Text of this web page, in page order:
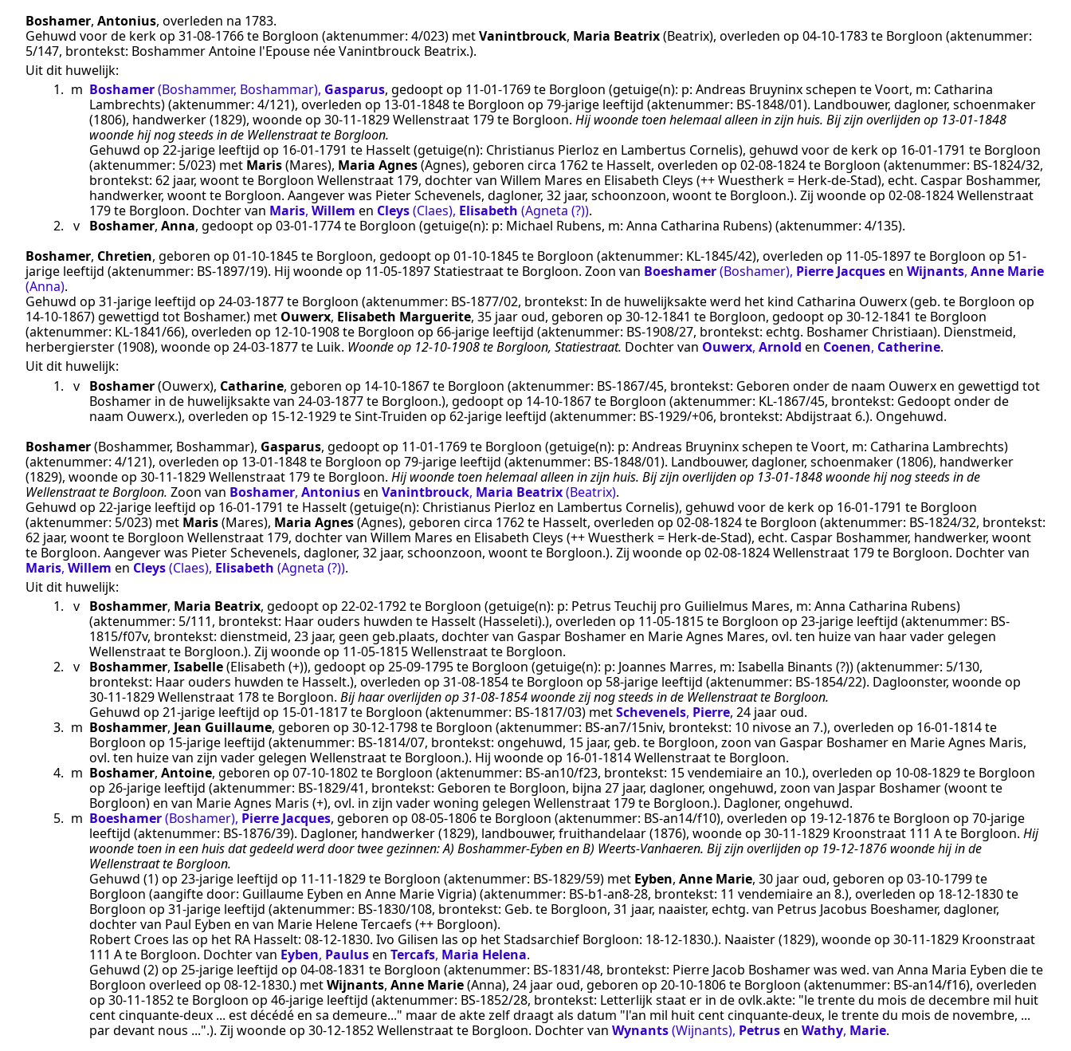
Boshamer, Antonius, overleden na 1783.
Gehuwd voor de kerk op 31‑08‑1766te Borgloon (aktenummer: 4/023) metVanintbrouck, Maria Beatrix(Beatrix), overleden op 04‑10‑1783te Borgloon (aktenummer:
5/147, brontekst: Boshammer Antoine l'Epouse née Vanintbrouck Beatrix.).
Uit dit huwelijk:
1. m Boshamer(Boshammer, Boshammar), Gasparus, gedoopt op 11‑01‑1769te Borgloon (getuige(n): p: Andreas Bruyninx schepen te Voort, m: Catharina
Lambrechts)(aktenummer: 4/121), overleden op 13‑01‑1848te Borgloon op 79-jarige leeftijd (aktenummer: BS-1848/01). Landbouwer, dagloner, schoenmaker
(1806), handwerker (1829), woonde op 30‑11‑1829Wellenstraat 179 te Borgloon. Hij woonde toen helemaal alleen in zijn huis. Bij zijn overlijden op 13-01-1848
woonde hij nog steeds in de Wellenstraat te Borgloon.
Gehuwd op 22-jarige leeftijd op 16‑01‑1791 te Hasselt(getuige(n): Christianus Pierloz en Lambertus Cornelis), gehuwd voor de kerk op 16‑01‑1791 te Borgloon
(aktenummer: 5/023) met Maris(Mares), Maria Agnes(Agnes), geboren circa 1762te Hasselt, overleden op 02‑08‑1824te Borgloon (aktenummer: BS-1824/32,
brontekst: 62 jaar, woont te Borgloon Wellenstraat 179, dochter van Willem Mares en Elisabeth Cleys (++ Wuestherk = Herk-de-Stad), echt. Caspar Boshammer,
handwerker, woont te Borgloon. Aangever was Pieter Schevenels, dagloner, 32 jaar, schoonzoon, woont te Borgloon.). Zij woonde op 02‑08‑1824Wellenstraat
179 te Borgloon. Dochter van Maris, Willem en Cleys(Claes), Elisabeth (Agneta (?)).
2. v Boshamer, Anna, gedoopt op 03‑01‑1774te Borgloon (getuige(n): p: Michael Rubens, m: Anna Catharina Rubens)(aktenummer: 4/135).
Boshamer, Chretien, geboren op 01‑10‑1845te Borgloon, gedoopt op 01‑10‑1845te Borgloon (aktenummer: KL-1845/42), overleden op 11‑05‑1897te Borgloon op 51-
jarige leeftijd (aktenummer: BS-1897/19). Hij woonde op 11‑05‑1897Statiestraat te Borgloon. Zoon van Boeshamer(Boshamer), Pierre Jacquesen Wijnants, Anne Marie
(Anna).
Gehuwd op 31-jarige leeftijd op 24‑03‑1877te Borgloon (aktenummer: BS-1877/02, brontekst: In de huwelijksakte werd het kind Catharina Ouwerx (geb. te Borgloon op
14-10-1867) gewettigd tot Boshamer.) met Ouwerx, Elisabeth Marguerite, 35 jaar oud, geboren op 30‑12‑1841 te Borgloon, gedoopt op 30‑12‑1841 te Borgloon
(aktenummer: KL-1841/66), overleden op 12‑10‑1908te Borgloon op 66-jarige leeftijd (aktenummer: BS-1908/27, brontekst: echtg. Boshamer Christiaan). Dienstmeid,
herbergierster (1908), woonde op 24‑03‑1877te Luik. Woonde op 12-10-1908 te Borgloon, Statiestraat. Dochter van Ouwerx, Arnold en Coenen, Catherine.
Uit dit huwelijk:
1. v Boshamer(Ouwerx), Catharine, geboren op 14‑10‑1867te Borgloon (aktenummer: BS-1867/45, brontekst: Geboren onder de naam Ouwerx en gewettigd tot
Boshamer in de huwelijksakte van 24-03-1877 te Borgloon.), gedoopt op 14‑10‑1867te Borgloon (aktenummer: KL-1867/45, brontekst: Gedoopt onder de
naam Ouwerx.), overleden op 15‑12‑1929teSint-Truiden op 62-jarige leeftijd (aktenummer: BS-1929/+06, brontekst: Abdijstraat 6.). Ongehuwd.
Boshamer(Boshammer, Boshammar), Gasparus, gedoopt op 11‑01‑1769te Borgloon (getuige(n): p: Andreas Bruyninx schepen te Voort, m: Catharina Lambrechts)
(aktenummer: 4/121), overleden op 13‑01‑1848te Borgloon op 79-jarige leeftijd (aktenummer: BS-1848/01). Landbouwer, dagloner, schoenmaker (1806), handwerker
(1829), woonde op 30‑11‑1829Wellenstraat 179 te Borgloon. Hij woonde toen helemaal alleen in zijn huis. Bij zijn overlijden op 13-01-1848 woonde hij nog steeds in de
Wellenstraat te Borgloon. Zoon van Boshamer, Antoniusen Vanintbrouck, Maria Beatrix(Beatrix).
Gehuwd op 22-jarige leeftijd op 16‑01‑1791 te Hasselt(getuige(n): Christianus Pierloz en Lambertus Cornelis), gehuwd voor de kerk op 16‑01‑1791 te Borgloon
(aktenummer: 5/023) met Maris(Mares), Maria Agnes(Agnes), geboren circa 1762te Hasselt, overleden op 02‑08‑1824te Borgloon (aktenummer: BS-1824/32, brontekst:
62 jaar, woont te Borgloon Wellenstraat 179, dochter van Willem Mares en Elisabeth Cleys (++ Wuestherk = Herk-de-Stad), echt. Caspar Boshammer, handwerker, woont
te Borgloon. Aangever was Pieter Schevenels, dagloner, 32 jaar, schoonzoon, woont te Borgloon.). Zij woonde op 02‑08‑1824Wellenstraat 179 te Borgloon. Dochter van
Maris, Willem en Cleys(Claes), Elisabeth (Agneta (?)).
Uit dit huwelijk:
1. v Boshammer, Maria Beatrix, gedoopt op 22‑02‑1792te Borgloon (getuige(n): p: Petrus Teuchij pro Guilielmus Mares, m: Anna Catharina Rubens)
(aktenummer: 5/111, brontekst: Haar ouders huwden te Hasselt (Hasseleti).), overleden op 11‑05‑1815te Borgloon op 23-jarige leeftijd (aktenummer: BS-
1815/f07v, brontekst: dienstmeid, 23 jaar, geen geb.plaats, dochter van Gaspar Boshamer en Marie Agnes Mares, ovl. ten huize van haar vader gelegen
Wellenstraat te Borgloon.). Zij woonde op 11‑05‑1815Wellenstraat te Borgloon.
2. v Boshammer, Isabelle(Elisabeth (+)), gedoopt op 25‑09‑1795te Borgloon (getuige(n): p: Joannes Marres, m: Isabella Binants (?))(aktenummer: 5/130,
brontekst: Haar ouders huwden te Hasselt.), overleden op 31‑08‑1854te Borgloon op 58-jarige leeftijd (aktenummer: BS-1854/22). Dagloonster, woonde op
30‑11‑1829Wellenstraat 178 te Borgloon. Bij haar overlijden op 31-08-1854 woonde zij nog steeds in de Wellenstraat te Borgloon.
Gehuwd op 21-jarige leeftijd op 15‑01‑1817te Borgloon (aktenummer: BS-1817/03) metSchevenels, Pierre, 24 jaar oud.
3. m Boshammer, Jean Guillaume, geboren op 30‑12‑1798te Borgloon (aktenummer: BS-an7/15niv, brontekst: 10 nivose an 7.), overleden op 16‑01‑1814te
Borgloon op 15-jarige leeftijd (aktenummer: BS-1814/07, brontekst: ongehuwd, 15 jaar, geb. te Borgloon, zoon van Gaspar Boshamer en Marie Agnes Maris,
ovl. ten huize van zijn vader gelegen Wellenstraat te Borgloon.). Hij woonde op 16‑01‑1814Wellenstraat te Borgloon.
4. m Boshamer, Antoine, geboren op 07‑10‑1802te Borgloon (aktenummer: BS-an10/f23, brontekst: 15 vendemiaire an 10.), overleden op 10‑08‑1829te Borgloon
op 26-jarige leeftijd (aktenummer: BS-1829/41, brontekst: Geboren te Borgloon, bijna 27 jaar, dagloner, ongehuwd, zoon van Jaspar Boshamer (woont te
Borgloon) en van Marie Agnes Maris (+), ovl. in zijn vader woning gelegen Wellenstraat 179 te Borgloon.). Dagloner, ongehuwd.
5. m Boeshamer(Boshamer), Pierre Jacques, geboren op 08‑05‑1806te Borgloon (aktenummer: BS-an14/f10), overleden op 19‑12‑1876te Borgloon op 70-jarige
leeftijd (aktenummer: BS-1876/39). Dagloner, handwerker (1829), landbouwer, fruithandelaar (1876), woonde op 30‑11‑1829 Kroonstraat 111 A te Borgloon. Hij
woonde toen in een huis dat gedeeld werd door twee gezinnen: A) Boshammer-Eyben en B) Weerts-Vanhaeren. Bij zijn overlijden op 19-12-1876 woonde hij in de
Wellenstraat te Borgloon.
Gehuwd (1) op 23-jarige leeftijd op 11‑11‑1829te Borgloon (aktenummer: BS-1829/59) met Eyben, Anne Marie, 30 jaar oud, geboren op 03‑10‑1799te
Borgloon (aangifte door: Guillaume Eyben en Anne Marie Vigria)(aktenummer: BS-b1-an8-28, brontekst: 11 vendemiaire an 8.), overleden op 18‑12‑1830te
Borgloon op 31-jarige leeftijd (aktenummer: BS-1830/108, brontekst: Geb. te Borgloon, 31 jaar, naaister, echtg. van Petrus Jacobus Boeshamer, dagloner,
dochter van Paul Eyben en van Marie Helene Tercaefs (++ Borgloon).
Robert Croes las op het RA Hasselt: 08-12-1830. Ivo Gilisen las op het Stadsarchief Borgloon: 18-12-1830.). Naaister (1829), woonde op 30‑11‑1829 Kroonstraat
111 A te Borgloon. Dochter van Eyben, Paulusen Tercafs, Maria Helena.
Gehuwd (2) op 25-jarige leeftijd op 04‑08‑1831 te Borgloon (aktenummer: BS-1831/48, brontekst: Pierre Jacob Boshamer was wed. van Anna Maria Eyben die te
Borgloon overleed op 08-12-1830.) metWijnants, Anne Marie(Anna), 24 jaar oud, geboren op 20‑10‑1806te Borgloon (aktenummer: BS-an14/f16), overleden
op 30‑11‑1852te Borgloon op 46-jarige leeftijd (aktenummer: BS-1852/28, brontekst: Letterlijk staat er in de ovlk.akte: "le trente du mois de decembre mil huit
cent cinquante-deux ... est décédé en sa demeure..." maar de akte zelf draagt als datum "l'an mil huit cent cinquante-deux, le trente du mois de novembre, ...
par devant nous ...".). Zij woonde op 30‑12‑1852Wellenstraat te Borgloon. Dochter van Wynants(Wijnants), Petrusen Wathy, Marie.